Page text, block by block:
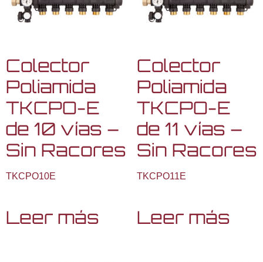
Colector
Poliamida
TKCPO-E
de 10 vías –
Sin Racores
TKCPO10E
Leer más
Colector
Poliamida
TKCPO-E
de 11 vías –
Sin Racores
TKCPO11E
Leer más